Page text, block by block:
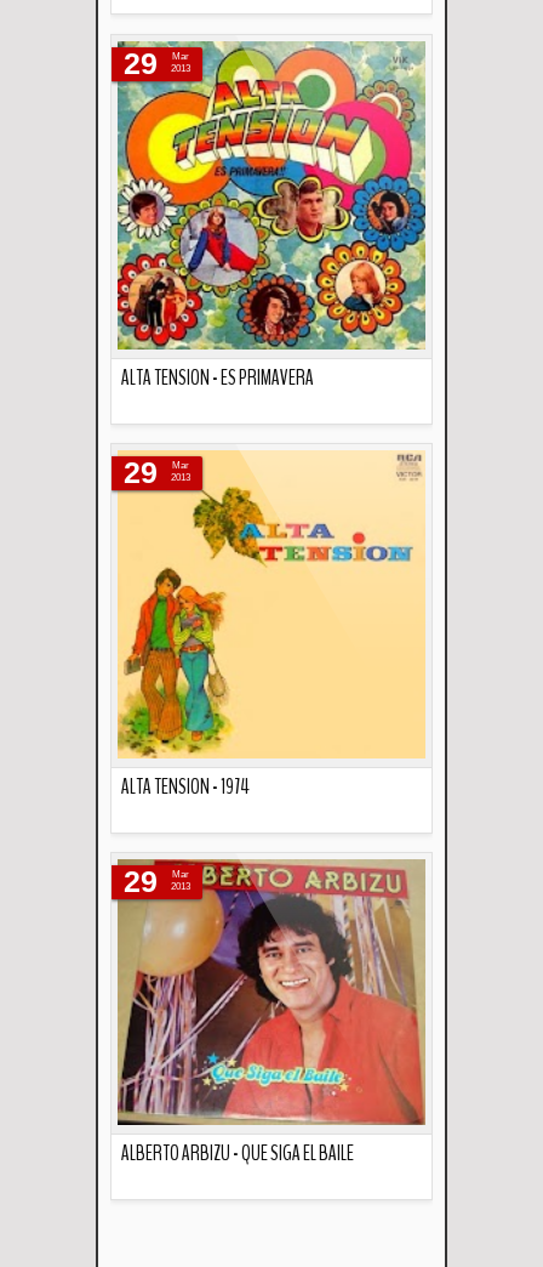
ALTA TENSION - ES PRIMAVERA
29
Mar
2013
ALTA TENSION - 1974
29
Mar
2013
ALBERTO ARBIZU - QUE SIGA EL BAILE
29
Mar
2013